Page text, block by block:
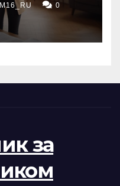
0
за